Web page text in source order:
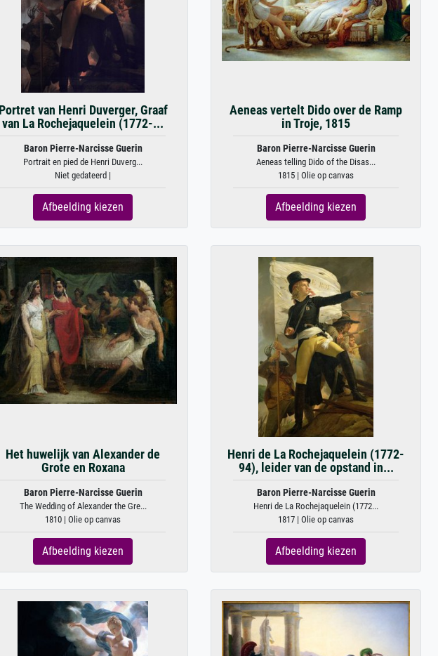
Portret van Henri Duverger, Graaf
van La Rochejaquelein (1772-...
Baron Pierre-Narcisse Guerin
Portrait en pied de Henri Duverg...
Niet gedateerd |
Afbeelding kiezen
Aeneas vertelt Dido over de Ramp
in Troje, 1815
Baron Pierre-Narcisse Guerin
Aeneas telling Dido of the Disas...
1815 | Olie op canvas
Afbeelding kiezen
Het huwelijk van Alexander de
Grote en Roxana
Baron Pierre-Narcisse Guerin
The Wedding of Alexander the Gre...
1810 | Olie op canvas
Afbeelding kiezen
Henri de La Rochejaquelein (1772-
94), leider van de opstand in...
Baron Pierre-Narcisse Guerin
Henri de La Rochejaquelein (1772...
1817 | Olie op canvas
Afbeelding kiezen